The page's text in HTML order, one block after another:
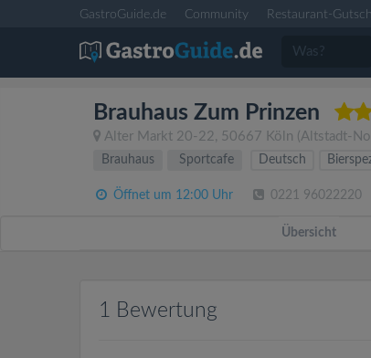
GastroGuide.de Community Restaurant-
Brauhaus Zum Prinzen
Alter Markt 20-22, 50667 Köln (Altstadt-
Brauhaus
Sportcafe Deutsch
Öffnet um 12:00 Uhr 0221 96022220
Übersicht
1 Bewertung